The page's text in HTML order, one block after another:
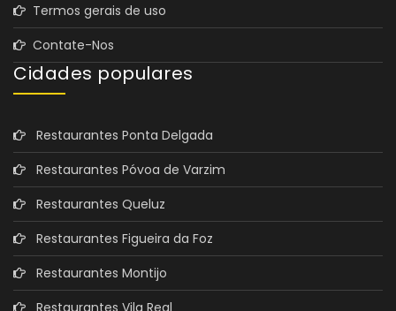
Termos gerais de uso
Contate-Nos
Cidades populares
Restaurantes Ponta Delgada
Restaurantes Póvoa de Varzim
Restaurantes Queluz
Restaurantes Figueira da Foz
Restaurantes Montijo
Restaurantes Vila Real